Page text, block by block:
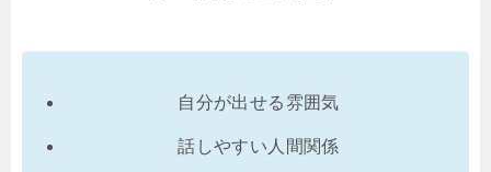
自分が出せる雰囲気
話しやすい人間関係